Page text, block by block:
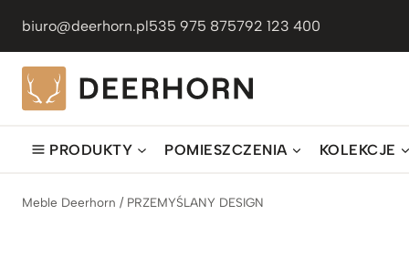
treści
biuro@deerhorn.pl535 975 875792 123 400
PRODUKTY POMIESZCZENIA KOLEKCJE
Meble Deerhorn / PRZEMYŚLANY DESIGN